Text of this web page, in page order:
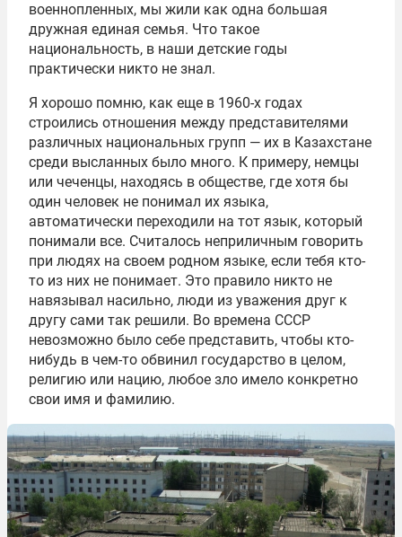
военнопленных, мы жили как одна большая
дружная единая семья. Что такое
национальность, в наши детские годы
практически никто не знал.
Я хорошо помню, как еще в 1960-х годах
строились отношения между представителями
различных национальных групп — их в Казахстане
среди высланных было много. К примеру, немцы
или чеченцы, находясь в обществе, где хотя бы
один человек не понимал их языка,
автоматически переходили на тот язык, который
понимали все. Считалось неприличным говорить
при людях на своем родном языке, если тебя кто-
то из них не понимает. Это правило никто не
навязывал насильно, люди из уважения друг к
другу сами так решили. Во времена СССР
невозможно было себе представить, чтобы кто-
нибудь в чем-то обвинил государство в целом,
религию или нацию, любое зло имело конкретно
свои имя и фамилию.